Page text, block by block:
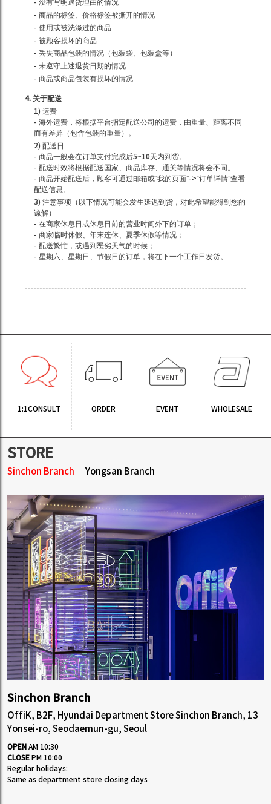
- 没有写明退货理由的情况
- 商品的标签、价格标签被撕开的情况
- 使用或被洗涤过的商品
- 被顾客损坏的商品
- 丢失商品包装的情况（包装袋、包装盒等）
- 未遵守上述退货日期的情况
- 商品或商品包装有损坏的情况
4. 关于配送
1) 运费
- 海外运费，将根据平台指定配送公司的运费，由重量、距离不同
而有差异（包含包装的重量）。
2) 配送日
- 商品一般会在订单支付完成后5~10天内到货。
- 配送时效将根据配送国家、商品库存、通关等情况将会不同。
- 商品开始配送后，顾客可通过邮箱或“我的页面”->“订单详情”查看
配送信息。
3) 注意事项（以下情况可能会发生延迟到货，对此希望能得到您的
谅解）
- 在商家休息日或休息日前的营业时间外下的订单；
- 商家临时休假、年末连休、夏季休假等情况；
- 配送繁忙，或遇到恶劣天气的时候；
- 星期六、星期日、节假日的订单，将在下一个工作日发货。
1:1CONSULT ORDER EVENT WHOLESALE
STORE
Sinchon Branch Yongsan Branch
Sinchon Branch
OffiK, B2F, Hyundai Department Store Sinchon Branch, 13
Yonsei-ro, Seodaemun-gu, Seoul
OPEN AM 10:30
CLOSE PM 10:00
Regular holidays:
Same as department store closing days